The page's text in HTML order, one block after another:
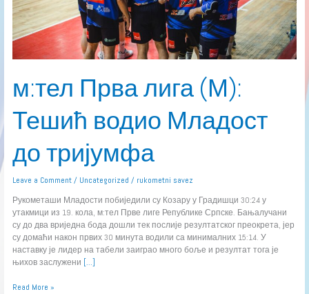
м:тел Прва лига (М):
Тешић водио Младост
до тријумфа
Leave a Comment / Uncategorized / rukometni savez
Рукометаши Младости побиједили су Козару у Градишци 30:24 у
утакмици из 19. кола, м:тел Прве лиге Републике Српске. Бањалучани
су до два вриједна бода дошли тек послије резултатског преокрета, јер
су домаћи након првих 30 минута водили са минималних 15:14. У
наставку је лидер на табели заиграо много боље и резултат тога је
њихов заслужени […]
Read More »